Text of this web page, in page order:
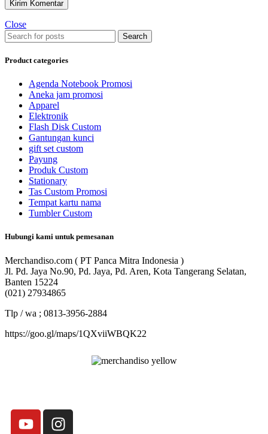
Close
Search
Product categories
Agenda Notebook Promosi
Aneka jam promosi
Apparel
Elektronik
Flash Disk Custom
Gantungan kunci
gift set custom
Payung
Produk Custom
Stationary
Tas Custom Promosi
Tempat kartu nama
Tumbler Custom
Hubungi kami untuk pemesanan
Merchandiso.com ( PT Panca Mitra Indonesia )
Jl. Pd. Jaya No.90, Pd. Jaya, Pd. Aren, Kota Tangerang Selatan,
Banten 15224
(021) 27934865
Tlp / wa ; 0813-3956-2884
https://goo.gl/maps/1QXviiWBQK22